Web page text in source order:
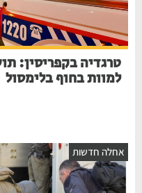
למוות בחוף בלימסול
חדשות